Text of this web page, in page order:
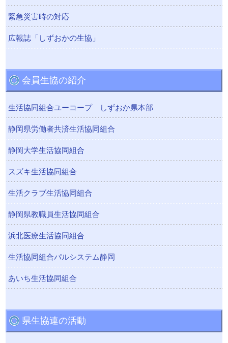
緊急災害時の対応
広報誌「しずおかの生協」
会員生協の紹介
生活協同組合ユーコープ しずおか県本部
静岡県労働者共済生活協同組合
静岡大学生活協同組合
スズキ生活協同組合
生活クラブ生活協同組合
静岡県教職員生活協同組合
浜北医療生活協同組合
生活協同組合パルシステム静岡
あいち生活協同組合
県生協連の活動